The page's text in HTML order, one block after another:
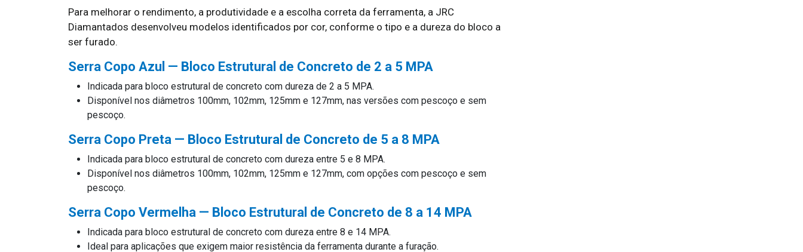
Para melhorar o rendimento, a produtividade e a escolha correta da ferramenta, a JRC
Diamantados desenvolveu modelos identificados por cor, conforme o tipo e a dureza do bloco a
ser furado.
Serra Copo Azul — Bloco Estrutural de Concreto de 2 a 5 MPA
Indicada para bloco estrutural de concreto com dureza de 2 a 5 MPA.
Disponível nos diâmetros 100mm, 102mm, 125mm e 127mm, nas versões com pescoço e sem
pescoço.
Serra Copo Preta — Bloco Estrutural de Concreto de 5 a 8 MPA
Indicada para bloco estrutural de concreto com dureza entre 5 e 8 MPA.
Disponível nos diâmetros 100mm, 102mm, 125mm e 127mm, com opções com pescoço e sem
pescoço.
Serra Copo Vermelha — Bloco Estrutural de Concreto de 8 a 14 MPA
Indicada para bloco estrutural de concreto com dureza entre 8 e 14 MPA.
Ideal para aplicações que exigem maior resistência da ferramenta durante a furação.